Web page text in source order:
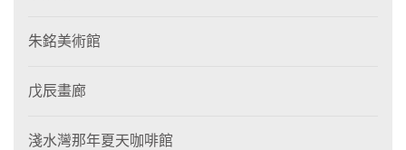
朱銘美術館
戊辰畫廊
淺水灣那年夏天咖啡館